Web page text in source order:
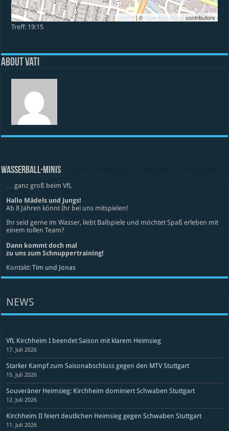
Leaflet| ©OpenStreetMapcontributors
Treff: 19:15
About vati
WASSERBALL-MINIS
… ganz groß beim VfL
Hallo Mädels und Jungs!
Ab 8 Jahren könnt Ihr bei uns mitspielen!
Ihr seid gerne im Wasser, liebt Ballspiele und möchtet Spaß erleben mit
einem tollen Team?
Dann kommt doch mal
zu uns zum Schnuppertraining!
Kontakt:Tim und Jonas
NEWS
VfL Kirchheim I beendet Saison mit klarem Heimsieg
17. Juli 2026
Starker Kampf zum Saisonabschluss gegen den MTV Stuttgart
15. Juli 2026
Souveräner Heimsieg: Kirchheim dominiert Schwaben Stuttgart
12. Juli 2026
Kirchheim II feiert deutlichen Heimsieg gegen Schwaben Stuttgart
11. Juli 2026